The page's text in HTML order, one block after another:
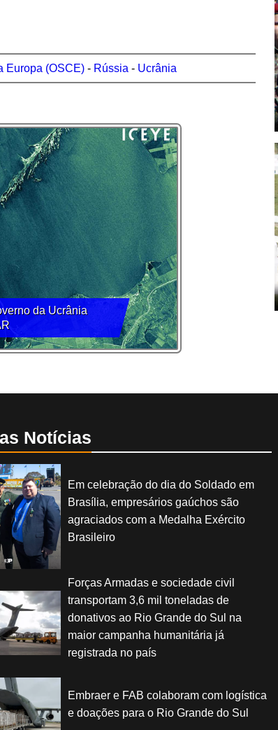
Europa (OSCE)- Rússia - Ucrânia
da Ucrânia
Notícias
Em celebração do dia do Soldado em
Brasília, empresários gaúchos são
agraciados com a Medalha Exército
Brasileiro
Forças Armadas e sociedade civil
transportam 3,6 mil toneladas de
donativos ao Rio Grande do Sul na
maior campanha humanitária já
registrada no país
Embraer e FAB colaboram com logística
e doações para o Rio Grande do Sul